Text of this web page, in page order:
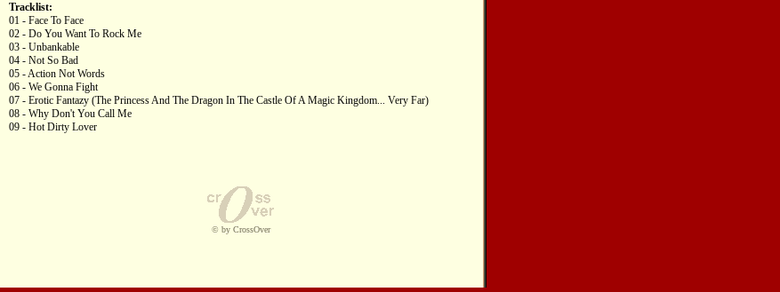
Tracklist:
01 - Face To Face
02 - Do You Want To Rock Me
03 - Unbankable
04 - Not So Bad
05 - Action Not Words
06 - We Gonna Fight
07 - Erotic Fantazy (The Princess And The Dragon In The Castle Of A Magic Kingdom... Very Far)
08 - Why Don't You Call Me
09 - Hot Dirty Lover
© by CrossOver